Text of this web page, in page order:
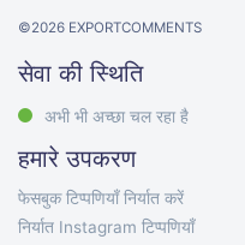
©2026 EXPORTCOMMENTS
सेवा की स्थिति
अभी भी अच्छा चल रहा है
हमारे उपकरण
फेसबुक टिप्पणियाँ निर्यात करें
निर्यात Instagram टिप्पणियाँ